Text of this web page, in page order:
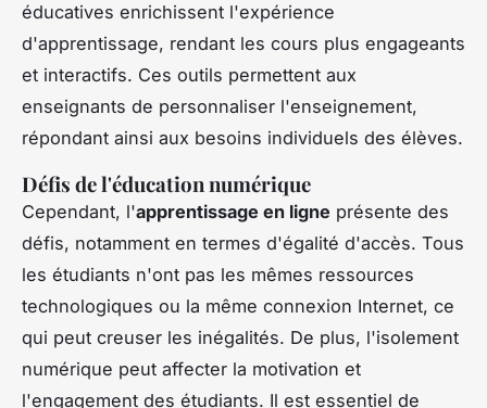
éducatives enrichissent l'expérience
d'apprentissage, rendant les cours plus engageants
et interactifs. Ces outils permettent aux
enseignants de personnaliser l'enseignement,
répondant ainsi aux besoins individuels des élèves.
Défis de l'éducation numérique
Cependant, l'apprentissage en ligne présente des
défis, notamment en termes d'égalité d'accès. Tous
les étudiants n'ont pas les mêmes ressources
technologiques ou la même connexion Internet, ce
qui peut creuser les inégalités. De plus, l'isolement
numérique peut affecter la motivation et
l'engagement des étudiants. Il est essentiel de